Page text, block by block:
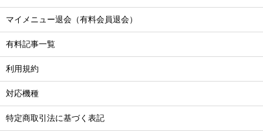
マイメニュー退会（有料会員退会）
有料記事一覧
利用規約
対応機種
特定商取引法に基づく表記